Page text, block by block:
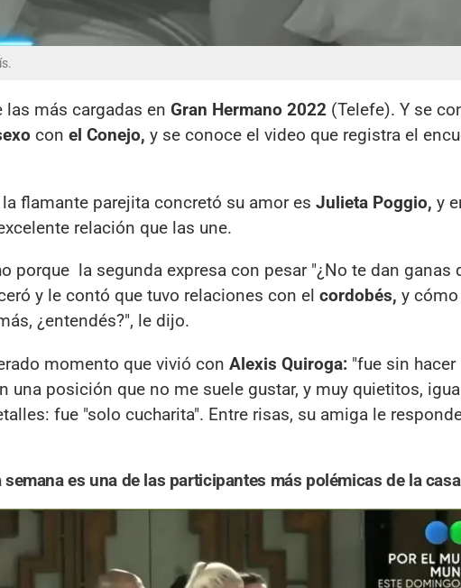
más cargadas en Gran Hermano 2022 (Telefe). Y se
con el Conejo, y se conoce el video que registra el
flamante parejita concretó su amor es Julieta Poggio, y
relación que las une.
porque la segunda expresa con pesar "¿No te dan ganas
y le contó que tuvo relaciones con el cordobés, y
¿entendés?", le dijo.
momento que vivió con Alexis Quiroga: "fue sin hacer
una posición que no me suele gustar, y muy quietitos,
fue "solo cucharita". Entre risas, su amiga le
es una de las participantes más polémicas de la casa